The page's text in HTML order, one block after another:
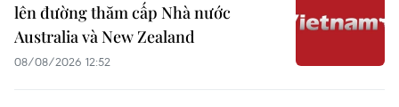
lên đường thăm cấp Nhà nước
Australia và New Zealand
08/08/2026 12:52